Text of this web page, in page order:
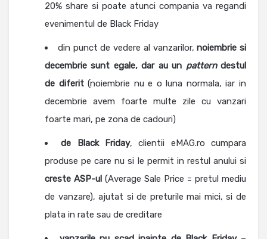
20% share si poate atunci compania va regandi
evenimentul de Black Friday
din punct de vedere al vanzarilor,noiembrie si
decembrie sunt egale, dar au un patterndestul
de diferit(noiembrie nu e o luna normala, iar in
decembrie avem foarte multe zile cu vanzari
foarte mari, pe zona de cadouri)
de Black Friday, clientii eMAG.ro cumpara
produse pe care nu si le permit in restul anului si
creste ASP-ul (Average Sale Price = pretul mediu
de vanzare), ajutat si de preturile mai mici, si de
plata in rate sau de creditare